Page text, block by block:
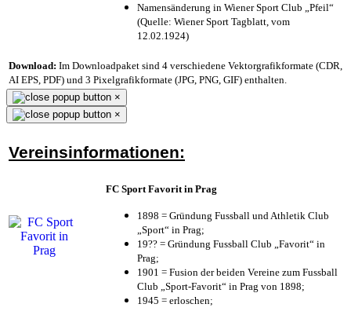
Namensänderung in Wiener Sport Club „Pfeil“
(Quelle: Wiener Sport Tagblatt, vom
12.02.1924)
Download: Im Downloadpaket sind 4 verschiedene Vektorgrafikformate (CDR,
AI EPS, PDF) und 3 Pixelgrafikformate (JPG, PNG, GIF) enthalten.
×
×
Vereinsinformationen:
FC Sport Favorit in Prag
1898 = Gründung Fussball und Athletik Club
„Sport“ in Prag;
19?? = Gründung Fussball Club „Favorit“ in
Prag;
1901 = Fusion der beiden Vereine zum Fussball
Club „Sport-Favorit“ in Prag von 1898;
1945 = erloschen;